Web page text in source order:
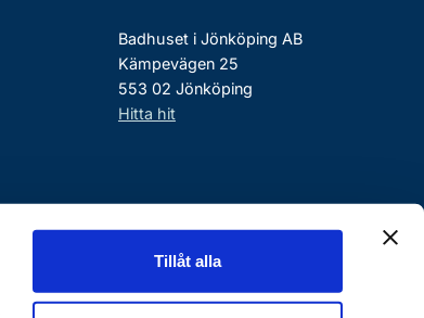
Tillåt alla
Badhuset i Jönköping AB
Kämpevägen 25
553 02 Jönköping
Hitta hit